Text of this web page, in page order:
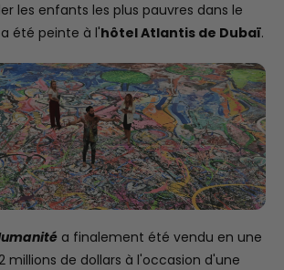
les enfants les plus pauvres dans le
été peinte à l'hôtel Atlantis de Dubaï.
a finalement été vendu en une
millions de dollars à l'occasion d'une